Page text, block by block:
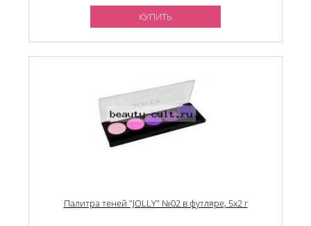
КУПИТЬ
Палитра теней "JOLLY" №02 в футляре, 5х2 г